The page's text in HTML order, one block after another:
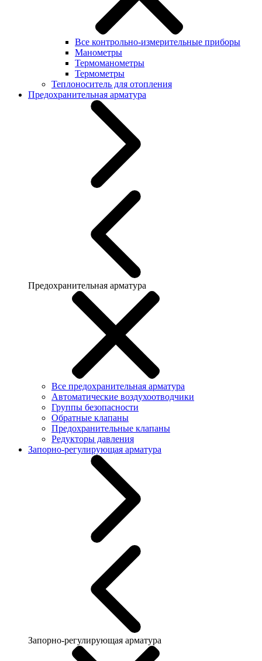
Все контрольно-измерительные приборы
Манометры
Термоманометры
Термометры
Теплоноситель для отопления
Предохранительная арматура
Предохранительная арматура
Все предохранительная арматура
Автоматические воздухоотводчики
Группы безопасности
Обратные клапаны
Предохранительные клапаны
Редукторы давления
Запорно-регулирующая арматура
Запорно-регулирующая арматура